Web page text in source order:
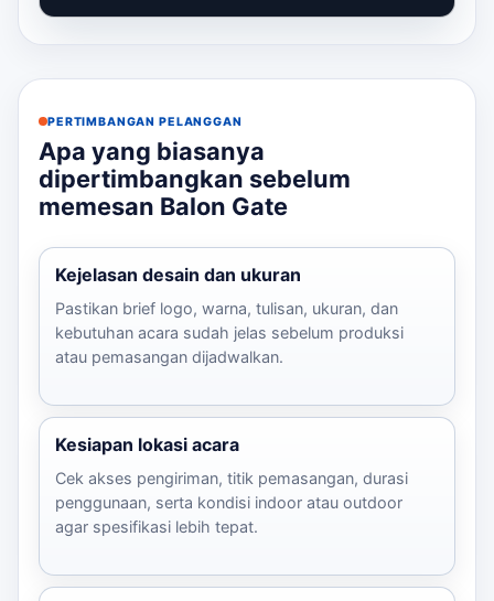
PERTIMBANGAN PELANGGAN
Apa yang biasanya
dipertimbangkan sebelum
memesan Balon Gate
Kejelasan desain dan ukuran
Pastikan brief logo, warna, tulisan, ukuran, dan
kebutuhan acara sudah jelas sebelum produksi
atau pemasangan dijadwalkan.
Kesiapan lokasi acara
Cek akses pengiriman, titik pemasangan, durasi
penggunaan, serta kondisi indoor atau outdoor
agar spesifikasi lebih tepat.